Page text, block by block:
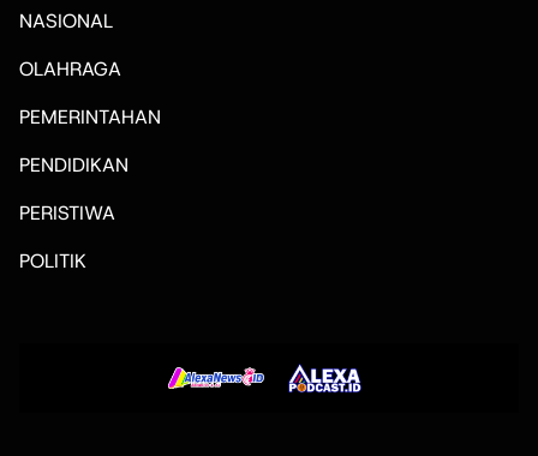
NASIONAL
OLAHRAGA
PEMERINTAHAN
PENDIDIKAN
PERISTIWA
POLITIK